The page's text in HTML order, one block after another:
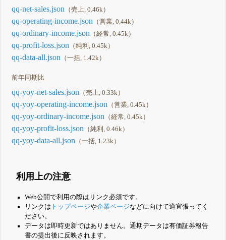
qq-net-sales.json （売上, 0.46k）
qq-operating-income.json （営業, 0.44k）
qq-ordinary-income.json （経常, 0.45k）
qq-profit-loss.json （純利, 0.45k）
qq-data-all.json （一括, 1.42k）
前年同期比
qq-yoy-net-sales.json （売上, 0.33k）
qq-yoy-operating-income.json （営業, 0.45k）
qq-yoy-ordinary-income.json （経常, 0.45k）
qq-yoy-profit-loss.json （純利, 0.46k）
qq-yoy-data-all.json （一括, 1.23k）
利用上の注意
Web公開で利用の際はリンク必須です。
リンクは トップページや企業ページなどに向けて適宜張ってく
ださい。
データは即時更新ではありません。通期データは有価証券報告
書の提出後に反映されます。